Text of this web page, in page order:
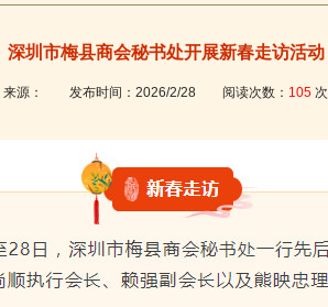
深圳市梅县商会秘书处开展新春走访活动
来源： 发布时间： 2026/2/28 阅读次数： 105 次